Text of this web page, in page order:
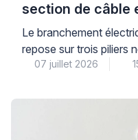
section de câble
la norme ?
Le branchement
repose sur trois piliers
adaptée (6 mm² pour
conforme à la norme
connexions
requise. Comprendre
07 juillet 2026